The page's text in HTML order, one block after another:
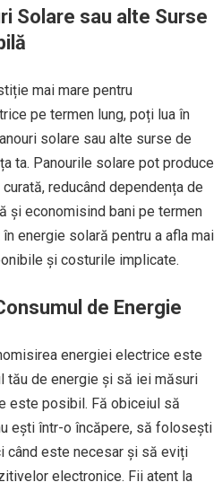
Solare sau alte Surse
mai mare pentru
pe termen lung, poți lua în
solare sau alte surse de
ta. Panourile solare pot produce
reducând dependența de
și economisind bani pe termen
energie solară pentru a afla mai
și costurile implicate.
de Energie
energiei electrice este
tău de energie și să iei măsuri
este posibil. Fă obiceiul să
ești într-o încăpere, să folosești
când este necesar și să eviți
electronice. Fii atent la